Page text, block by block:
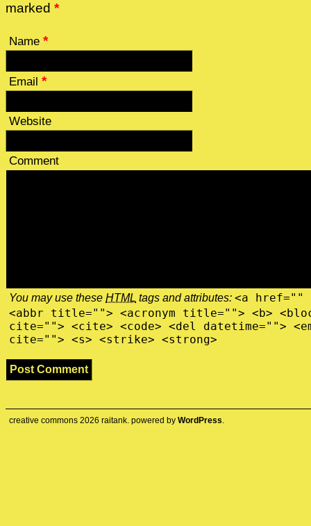
marked *
Name *
Email *
Website
Comment
You may use these HTML tags and attributes: <a
<abbr title=""> <acronym title=""> <b>
cite=""> <cite> <code> <del datetime="">
cite=""> <s> <strike> <strong>
creative commons 2026 raitank. powered by WordPress.